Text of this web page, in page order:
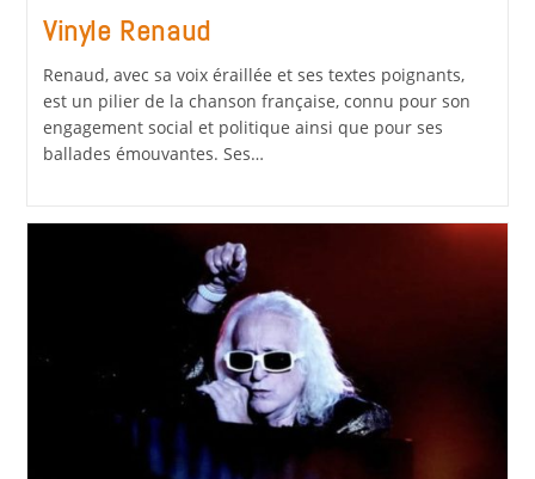
Vinyle Renaud
Renaud, avec sa voix éraillée et ses textes poignants,
est un pilier de la chanson française, connu pour son
engagement social et politique ainsi que pour ses
ballades émouvantes. Ses…